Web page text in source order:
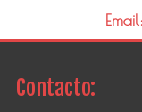
Contacto: